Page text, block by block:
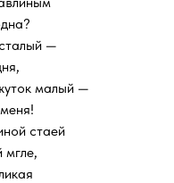
—
малый —
стаей
мгле,